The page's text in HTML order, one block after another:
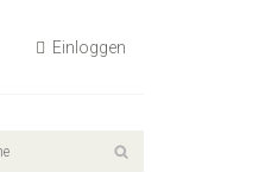
Einloggen